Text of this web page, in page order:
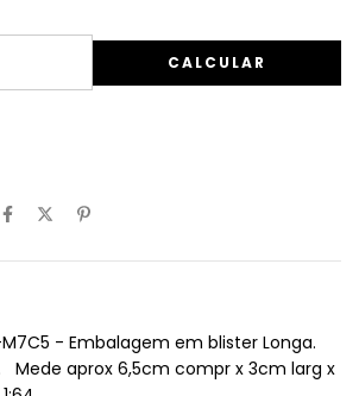
CALCULAR
M7C5 - Embalagem em blister Longa.
Mede aprox 6,5cm compr x 3cm larg x